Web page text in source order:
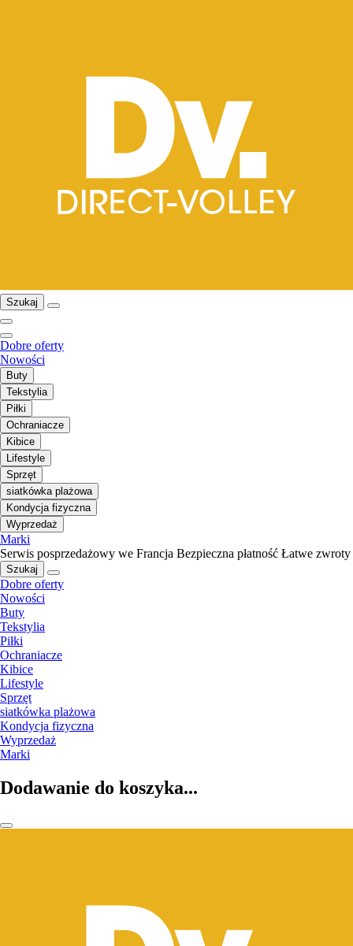
Szukaj
Dobre oferty
Nowości
Buty
Tekstylia
Piłki
Ochraniacze
Kibice
Lifestyle
Sprzęt
siatkówka plażowa
Kondycja fizyczna
Wyprzedaż
Marki
Serwis posprzedażowy we Francja Bezpieczna płatność Łatwe zwroty
Szukaj
Dobre oferty
Nowości
Buty
Tekstylia
Piłki
Ochraniacze
Kibice
Lifestyle
Sprzęt
siatkówka plażowa
Kondycja fizyczna
Wyprzedaż
Marki
Dodawanie do koszyka...